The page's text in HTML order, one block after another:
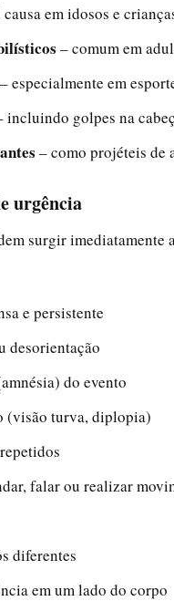
em idosos e
– comum em
– especialmente em
incluindo golpes na
– como projéteis de
urgência
surgir imediatamente
e persistente
desorientação
do evento
(visão turva, diplopia)
falar ou realizar
diferentes
em um lado do corpo